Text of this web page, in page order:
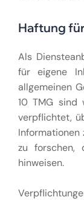
Haftung
Als
für eigene
allgemeinen
10 TMG sind
verpflichtet,
Informationen
zu forschen,
hinweisen.